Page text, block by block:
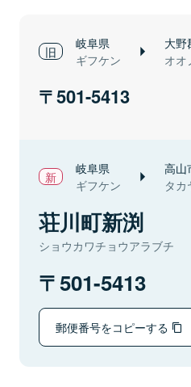
岐阜県
ギフケン
大野
オオ
501-5413
岐阜県
ギフケン
高山
タカ
荘川町新渕
ショウカワチョウアラブチ
501-5413
郵便番号をコピーする